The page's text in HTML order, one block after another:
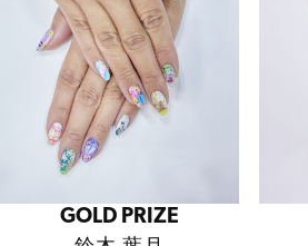
GOLD PRIZE